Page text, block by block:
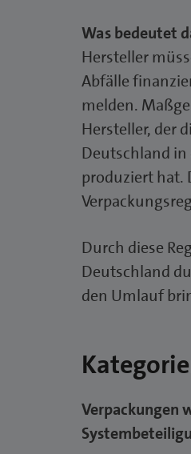
Was bedeutet
Hersteller
Abfälle
melden.
Hersteller, der
Deutschland
produziert hat.
Durch diese
Deutschland
den Umlauf
Verpackungen